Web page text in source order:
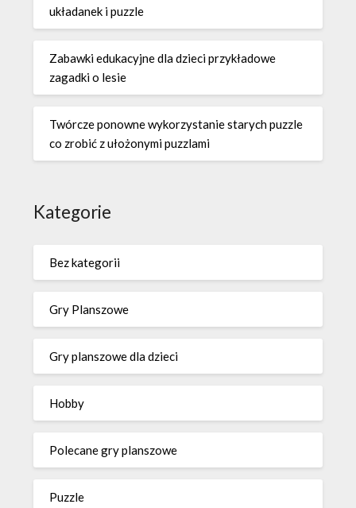
układanek i puzzle
Zabawki edukacyjne dla dzieci przykładowe
zagadki o lesie
Twórcze ponowne wykorzystanie starych puzzle
co zrobić z ułożonymi puzzlami
Kategorie
Bez kategorii
Gry Planszowe
Gry planszowe dla dzieci
Hobby
Polecane gry planszowe
Puzzle